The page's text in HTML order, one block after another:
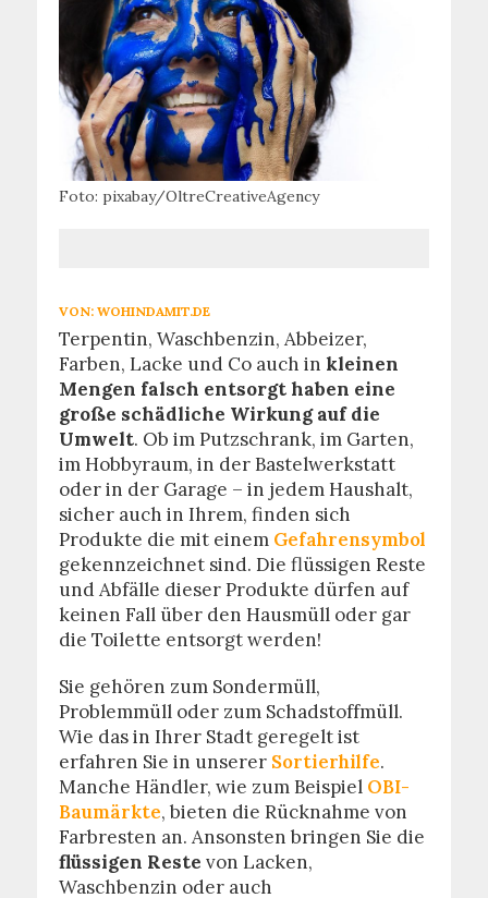
Foto: pixabay/OltreCreativeAgency
VON: WOHINDAMIT.DE
Terpentin, Waschbenzin, Abbeizer,
Farben, Lacke und Co auch in kleinen
Mengen falsch entsorgt haben eine
große schädliche Wirkung auf die
Umwelt. Ob im Putzschrank, im Garten,
im Hobbyraum, in der Bastelwerkstatt
oder in der Garage – in jedem Haushalt,
sicher auch in Ihrem, finden sich
Produkte die mit einem Gefahrensymbol
gekennzeichnet sind. Die flüssigen Reste
und Abfälle dieser Produkte dürfen auf
keinen Fall über den Hausmüll oder gar
die Toilette entsorgt werden!
Sie gehören zum Sondermüll,
Problemmüll oder zum Schadstoffmüll.
Wie das in Ihrer Stadt geregelt ist
erfahren Sie in unserer Sortierhilfe.
Manche Händler, wie zum Beispiel OBI-
Baumärkte, bieten die Rücknahme von
Farbresten an. Ansonsten bringen Sie die
flüssigen Reste von Lacken,
Waschbenzin oder auch